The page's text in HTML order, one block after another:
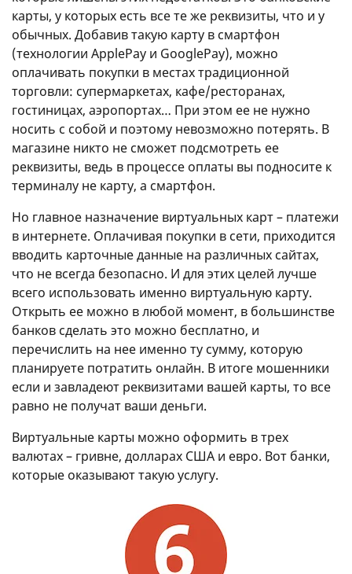
карты, у которых есть все те же реквизиты, что и у
обычных. Добавив такую карту в смартфон
(технологии ApplePay и GooglePay), можно
оплачивать покупки в местах традиционной
торговли: супермаркетах, кафе/ресторанах,
гостиницах, аэропортах… При этом ее не нужно
носить с собой и поэтому невозможно потерять. В
магазине никто не сможет подсмотреть ее
реквизиты, ведь в процессе оплаты вы подносите к
терминалу не карту, а смартфон.
Но главное назначение виртуальных карт – платежи
в интернете. Оплачивая покупки в сети, приходится
вводить карточные данные на различных сайтах,
что не всегда безопасно. И для этих целей лучше
всего использовать именно виртуальную карту.
Открыть ее можно в любой момент, в большинстве
банков сделать это можно бесплатно, и
перечислить на нее именно ту сумму, которую
планируете потратить онлайн. В итоге мошенники
если и завладеют реквизитами вашей карты, то все
равно не получат ваши деньги.
Виртуальные карты можно оформить в трех
валютах – гривне, долларах США и евро. Вот банки,
которые оказывают такую услугу.